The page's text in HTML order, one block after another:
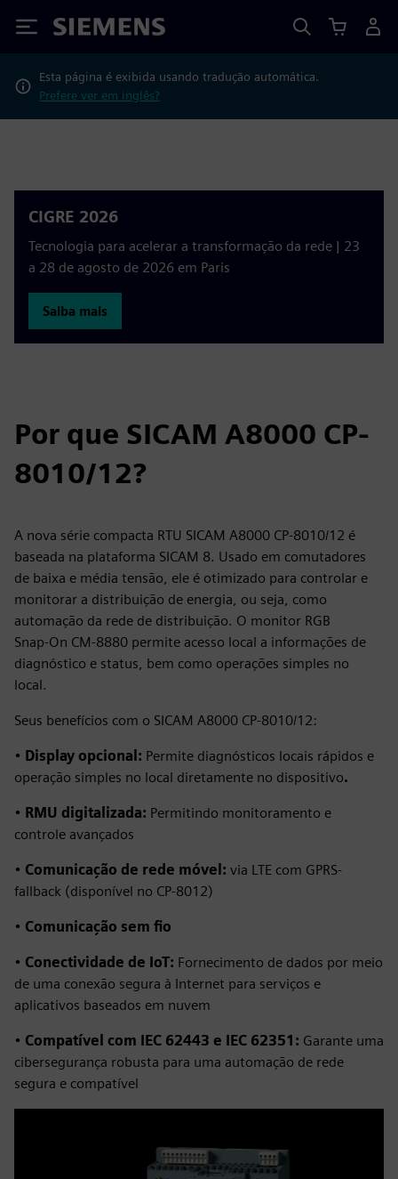
Siemens
Esta página é exibida usando tradução automática.
Prefere ver em inglês?
CIGRE 2026
Tecnologia para acelerar a transformação da rede | 23
a 28 de agosto de 2026 em Paris
Saiba mais
Por que SICAM A8000 CP-
8010/12?
A nova série compacta RTU SICAM A8000 CP-8010/12 é
baseada na plataforma SICAM 8. Usado em comutadores
de baixa e média tensão, ele é otimizado para controlar e
monitorar a distribuição de energia, ou seja, como
automação da rede de distribuição. O monitor RGB
Snap‑On CM‑8880 permite acesso local a informações de
diagnóstico e status, bem como operações simples no
local.
Seus benefícios com o SICAM A8000 CP-8010/12:
• Display opcional: Permite diagnósticos locais rápidos e
operação simples no local diretamente no dispositivo.
• RMU digitalizada: Permitindo monitoramento e
controle avançados
• Comunicação de rede móvel: via LTE com GPRS-
fallback (disponível no CP-8012)
• Comunicação sem fio
• Conectividade de IoT: Fornecimento de dados por meio
de uma conexão segura à Internet para serviços e
aplicativos baseados em nuvem
• Compatível com IEC 62443 e IEC 62351: Garante uma
cibersegurança robusta para uma automação de rede
segura e compatível